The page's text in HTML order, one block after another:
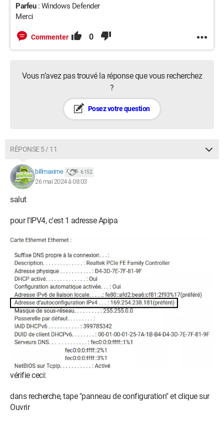
Parfeu: Windows Defender
Merci
Commenter 0
Vous n’avez pas trouvé la réponse que vous recherchez
?
Posez votre question
RÉPONSE 5 / 11
billmaxime 6 152
26 mai 2024 à 08:03
salut
pour l'IPV4, c'est 1 adresse Apipa
vérifie ceci:
dans recherche, tape "panneau de configuration" et clique sur
Ouvrir